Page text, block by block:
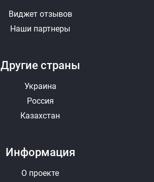
Другие страны
Украина
Россия
Казахстан
Виджет отзывов
Наши партнеры
Информация
О проекте